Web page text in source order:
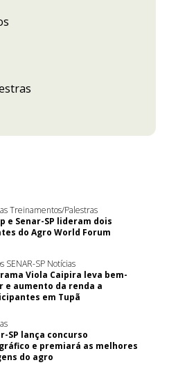
Treinamentos/Palestras
e Senar-SP lideram dois
do Agro World Forum
SENAR-SP Notícias
Viola Caipira leva bem-
e aumento da renda a
em Tupã
SP lança concurso
e premiará as melhores
do agro